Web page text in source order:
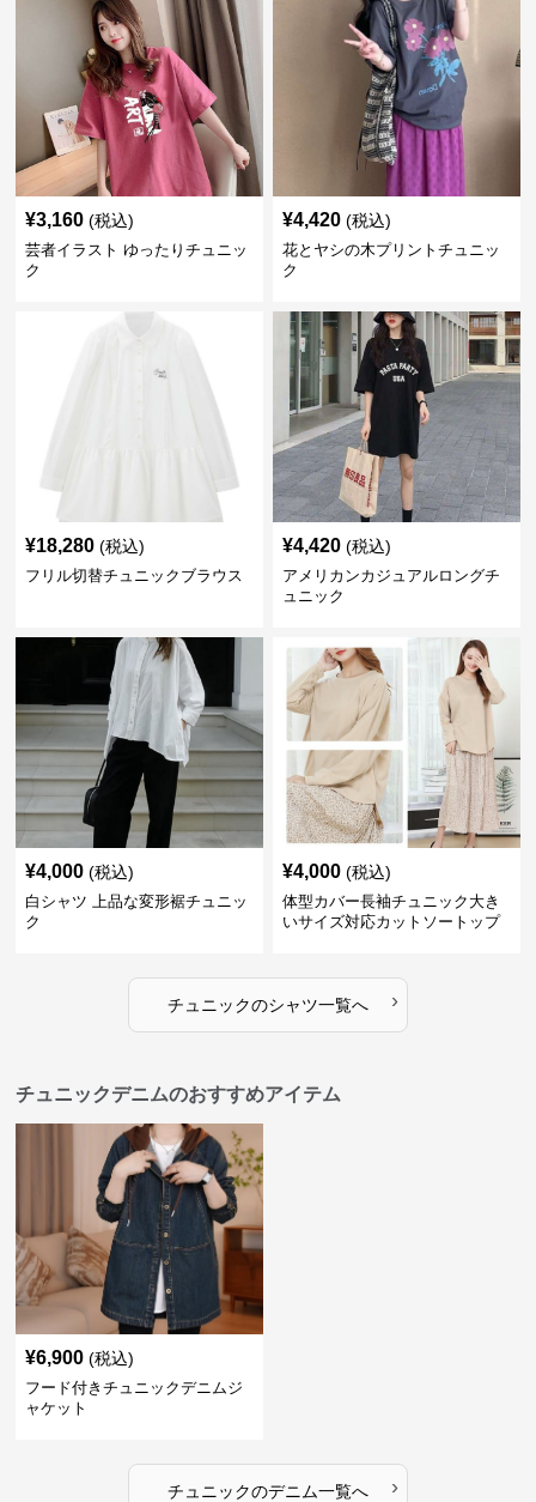
¥3,160 (税込)
芸者イラスト ゆったりチュニッ
ク
¥4,420 (税込)
花とヤシの木プリントチュニッ
ク
¥18,280 (税込)
フリル切替チュニックブラウス
¥4,420 (税込)
アメリカンカジュアルロングチ
ュニック
¥4,000 (税込)
白シャツ 上品な変形裾チュニッ
ク
¥4,000 (税込)
体型カバー長袖チュニック大き
いサイズ対応カットソートップ
チュニックのシャツ一覧へ ›
チュニックデニムのおすすめアイテム
¥6,900 (税込)
フード付きチュニックデニムジ
ャケット
チュニックのデニム一覧へ ›